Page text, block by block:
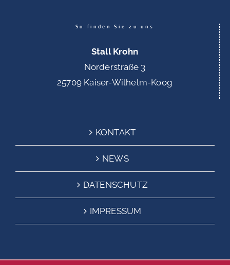
So finden Sie zu uns
Stall Krohn
Norderstraße 3
25709 Kaiser-Wilhelm-Koog
KONTAKT
NEWS
DATENSCHUTZ
IMPRESSUM